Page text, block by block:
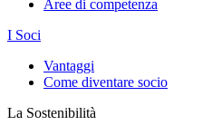
Aree di competenza
I Soci
Vantaggi
Come diventare socio
La Sostenibilità